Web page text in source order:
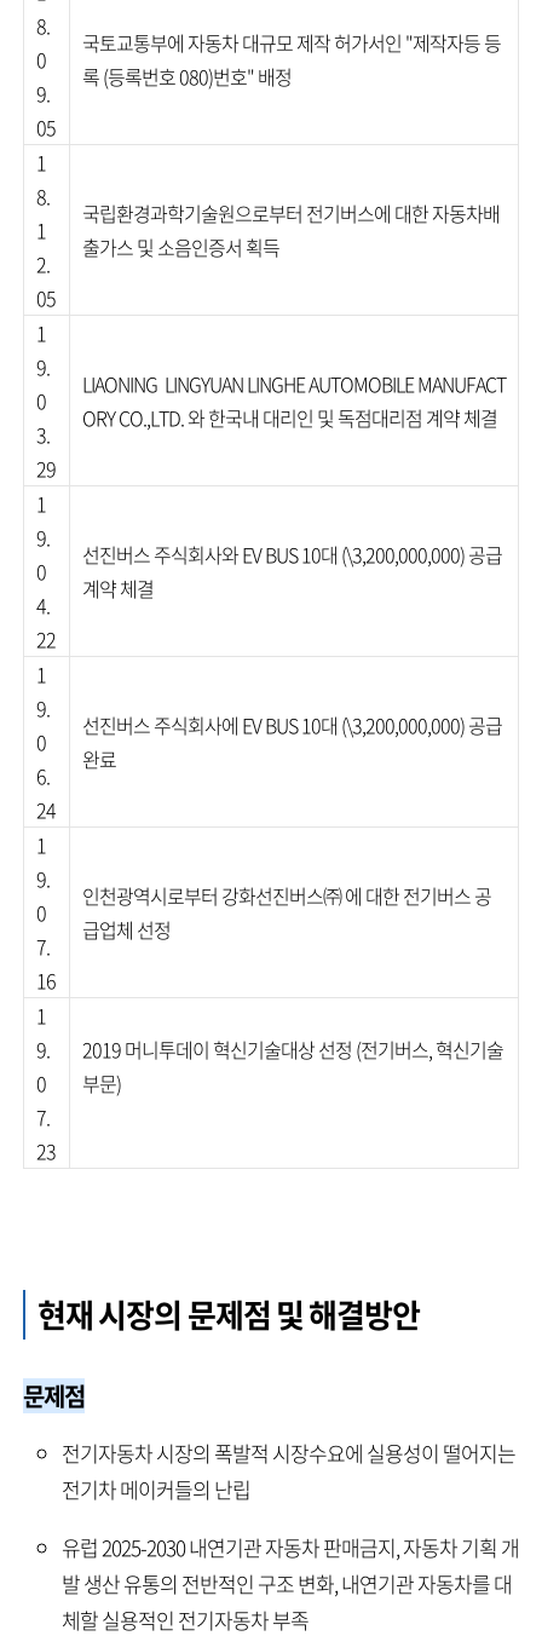
8.
0
9.
05
국토교통부에 자동차 대규모 제작 허가서인 "제작자등 등
록 (등록번호 080)번호" 배정
1
8.
1
2.
05
국립환경과학기술원으로부터 전기버스에 대한 자동차배
출가스 및 소음인증서 획득
1
9.
0
3.
29
LIAONING LINGYUAN LINGHE AUTOMOBILE MANUFACT
ORY CO.,LTD. 와 한국내 대리인 및 독점대리점 계약 체결
1
9.
0
4.
22
선진버스 주식회사와 EV BUS 10대 (\3,200,000,000) 공급
계약 체결
1
9.
0
6.
24
선진버스 주식회사에 EV BUS 10대 (\3,200,000,000) 공급
완료
1
9.
0
7.
16
인천광역시로부터 강화선진버스㈜ 에 대한 전기버스 공
급업체 선정
1
9.
0
7.
23
2019 머니투데이 혁신기술대상 선정 (전기버스, 혁신기술
부문)
현재 시장의 문제점 및 해결방안
문제점
전기자동차 시장의 폭발적 시장수요에 실용성이 떨어지는
전기차 메이커들의 난립
유럽 2025-2030 내연기관 자동차 판매금지, 자동차 기획 개
발 생산 유통의 전반적인 구조 변화, 내연기관 자동차를 대
체할 실용적인 전기자동차 부족